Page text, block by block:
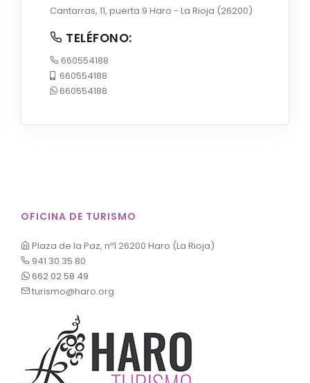
Cantarras, 11, puerta 9 Haro - La Rioja (26200)
TELÉFONO:
660554188
660554188
660554188
OFICINA DE TURISMO
Plaza de la Paz, nº1 26200 Haro (La Rioja)
941 30 35 80
662 02 58 49
turismo@haro.org